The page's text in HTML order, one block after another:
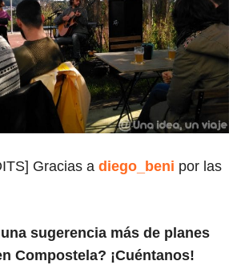
Gracias a diego_beni por las
sugerencia más de planes
Compostela? ¡Cuéntanos!